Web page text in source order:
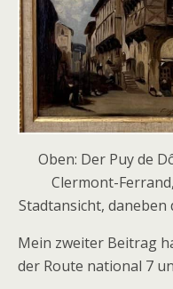
Oben: Der Puy de
Clermont-
Stadtansicht,
Mein zweiter Beitrag
der Route national 7